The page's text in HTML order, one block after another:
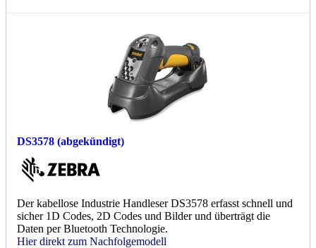
DS3578 (abgekündigt)
Der kabellose Industrie Handleser DS3578 erfasst schnell und
sicher 1D Codes, 2D Codes und Bilder und überträgt die
Daten per Bluetooth Technologie.
Hier direkt zum Nachfolgemodell